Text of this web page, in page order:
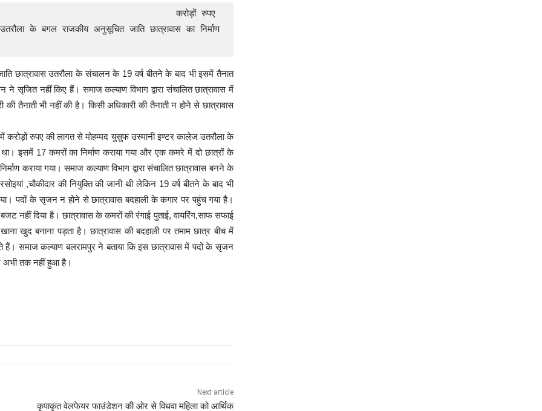
करोड़ों रुपए
के बगल राजकीय अनुसूचित जाति छात्रावास का निर्माण
छात्रावास उतरौला के संचालन के 19 वर्ष बीतने के बाद भी इसमें तैनात
सृजित नहीं किए हैं। समाज कल्याण विभाग द्वारा संचालित छात्रावास में
तैनाती भी नहीं की है। किसी अधिकारी की तैनाती न होने से छात्रावास
करोड़ों रुपए की लागत से मोहम्मद युसुफ उस्मानी इण्टर कालेज उतरौला के
था। इसमें 17 कमरों का निर्माण कराया गया और एक कमरे में दो छात्रों के
कराया गया। समाज कल्याण विभाग द्वारा संचालित छात्रावास बनने के
,चौकीदार की नियुक्ति की जानी थी लेकिन 19 वर्ष बीतने के बाद भी
पदों के सृजन न होने से छात्रावास बदहाली के कगार पर पहुंच गया है।
नहीं दिया है। छात्रावास के कमरों की रंगाई पुताई, वायरिंग,साफ सफाई
खुद बनाना पड़ता है। छात्रावास की बदहाली पर तमाम छात्र बीच में
समाज कल्याण बलरामपुर ने बताया कि इस छात्रावास में पदों के सृजन
अभी तक नहीं हुआ है।
Next article
कृपाकृत वेलफेयर फाउंडेशन की ओर से विधवा महिला को आर्थिक